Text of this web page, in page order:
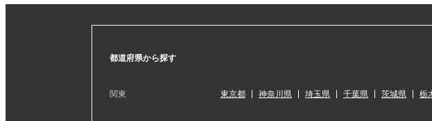
都道府県から探す
関東 東京都 神奈川県 埼玉県 千葉県 茨城県 栃